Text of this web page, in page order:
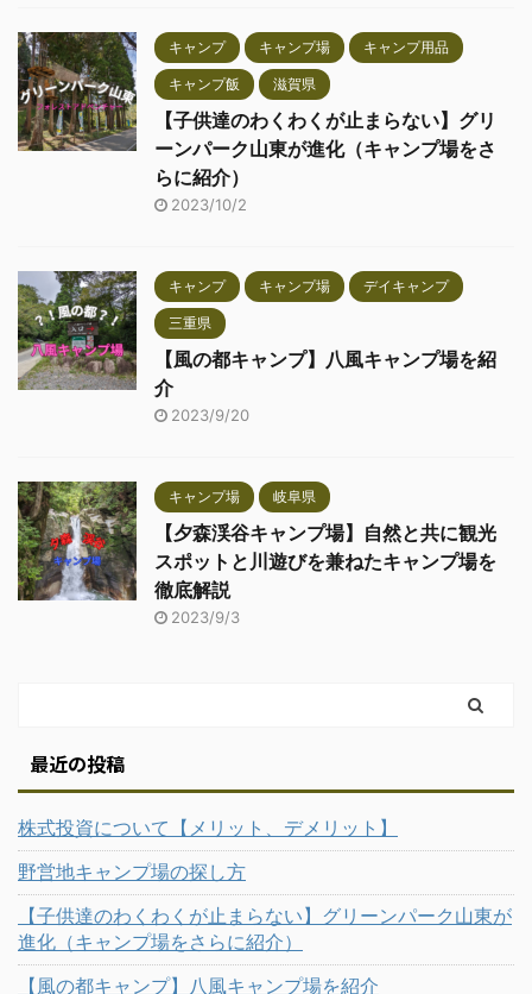
キャンプ キャンプ場 キャンプ用品
キャンプ飯 滋賀県
【子供達のわくわくが止まらない】グリ
ーンパーク山東が進化（キャンプ場をさ
らに紹介）
2023/10/2
キャンプ キャンプ場 デイキャンプ
三重県
【風の都キャンプ】八風キャンプ場を紹
介
2023/9/20
キャンプ場 岐阜県
【夕森渓谷キャンプ場】自然と共に観光
スポットと川遊びを兼ねたキャンプ場を
徹底解説
2023/9/3
最近の投稿
株式投資について【メリット、デメリット】
野営地キャンプ場の探し方
【子供達のわくわくが止まらない】グリーンパーク山東が
進化（キャンプ場をさらに紹介）
【風の都キャンプ】八風キャンプ場を紹介